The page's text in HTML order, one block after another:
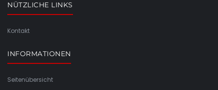
NÜTZLICHE LINKS
Kontakt
INFORMATIONEN
Seitenübersicht